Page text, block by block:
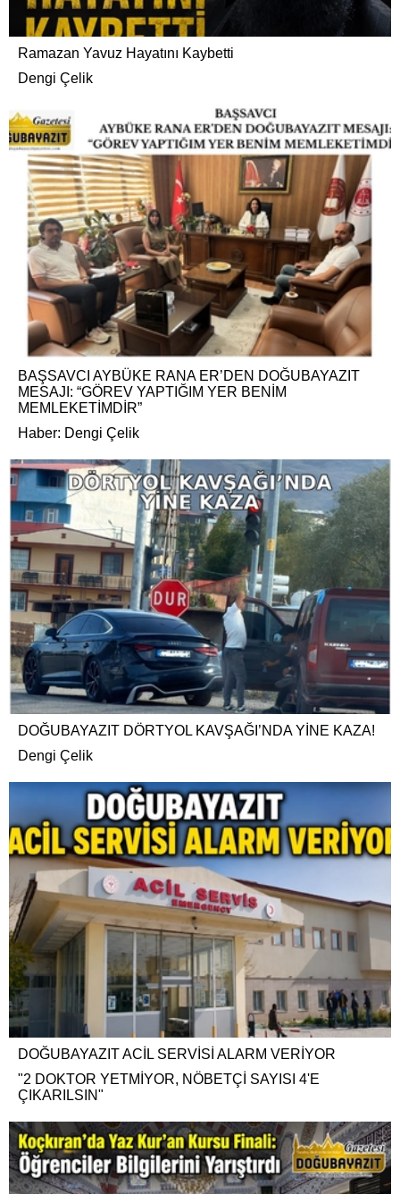
Ramazan Yavuz Hayatını Kaybetti
Dengi Çelik
BAŞSAVCI AYBÜKE RANA ER’DEN DOĞUBAYAZIT
MESAJI: “GÖREV YAPTIĞIM YER BENİM
MEMLEKETİMDİR”
Haber: Dengi Çelik
DOĞUBAYAZIT DÖRTYOL KAVŞAĞI’NDA YİNE KAZA!
Dengi Çelik
DOĞUBAYAZIT ACİL SERVİSİ ALARM VERİYOR
"2 DOKTOR YETMİYOR, NÖBETÇİ SAYISI 4'E
ÇIKARILSIN"